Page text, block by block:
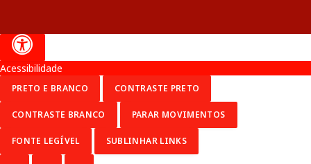
Acessibilidade
PRETO E BRANCO CONTRASTE PRETO
CONTRASTE BRANCO PARAR MOVIMENTOS
FONTE LEGÍVEL SUBLINHAR LINKS